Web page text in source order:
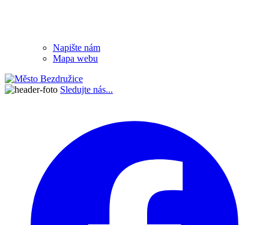
Napište nám
Mapa webu
Sledujte nás...